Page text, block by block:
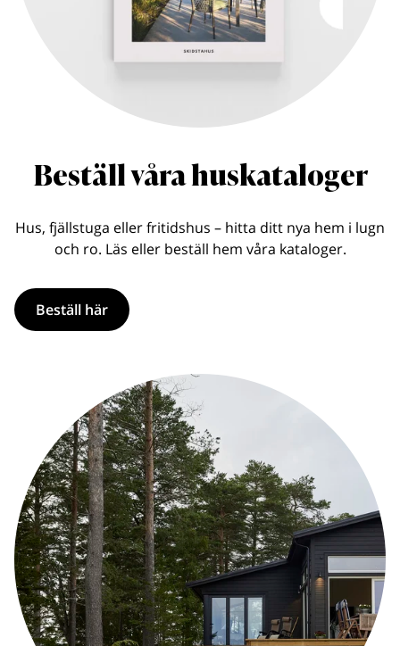
Beställ våra huskataloger
Hus, fjällstuga eller fritidshus – hitta ditt nya hem i lugn
och ro. Läs eller beställ hem våra kataloger.
Beställ här